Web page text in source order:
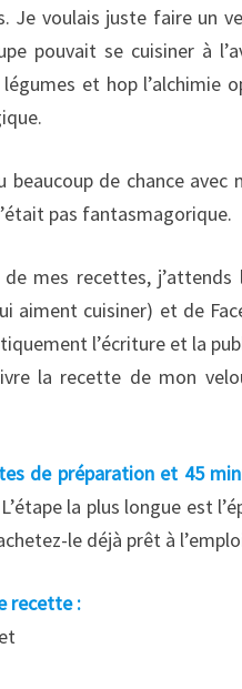
Je voulais juste faire un
pouvait se cuisiner à
et hop l’alchimie
beaucoup de chance
pas fantasmagorique.
mes recettes,
aiment cuisiner) et de
l’écriture et la
la recette de mon
de préparation et 45
la plus longue est
le déjà prêt à
recette :